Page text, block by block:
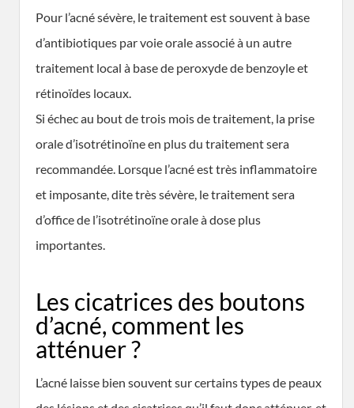
Pour l’acné sévère, le traitement est souvent à base
d’antibiotiques par voie orale associé à un autre
traitement local à base de peroxyde de benzoyle et
rétinoïdes locaux.
Si échec au bout de trois mois de traitement, la prise
orale d’isotrétinoïne en plus du traitement sera
recommandée. Lorsque l’acné est très inflammatoire
et imposante, dite très sévère, le traitement sera
d’office de l’isotrétinoïne orale à dose plus
importantes.
Les cicatrices des boutons
d’acné, comment les
atténuer ?
L’acné laisse bien souvent sur certains types de peaux